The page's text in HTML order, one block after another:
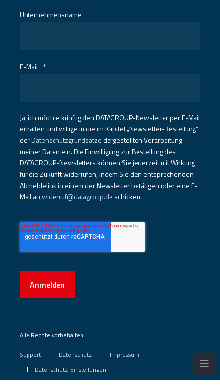
Unternehmensname
E-Mail *
Ja, ich möchte künftig den DATAGROUP-Newsletter per E-Mail
erhalten und willige in die im Kapitel „Newsletter-Bestellung“
derDatenschutzgrundsätzedargestellten Verarbeitung
meiner Daten ein. Die Einwilligung zur Bestellung des
DATAGROUP-Newsletters können Sie jederzeit mit Wirkung
für die Zukunft widerrufen, indem Sie den entsprechenden
Abmeldelink in einem der Newsletter betätigen oder eine E-
Mail anwiderruf@datagroup.de schicken.
Anmelden
Alle Rechte vorbehalten
Support Datenschutz
Impressum
Datenschutz-Einstellungen